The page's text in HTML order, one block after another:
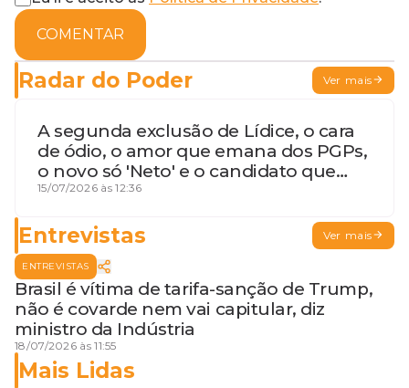
COMENTAR
Radar do Poder Ver mais
A segunda exclusão de Lídice, o cara
de ódio, o amor que emana dos PGPs,
o novo só 'Neto' e o candidato que
geme
15/07/2026 às 12:36
Entrevistas Ver mais
ENTREVISTAS
Brasil é vítima de tarifa-sanção de Trump,
não é covarde nem vai capitular, diz
ministro da Indústria
18/07/2026 às 11:55
Mais Lidas